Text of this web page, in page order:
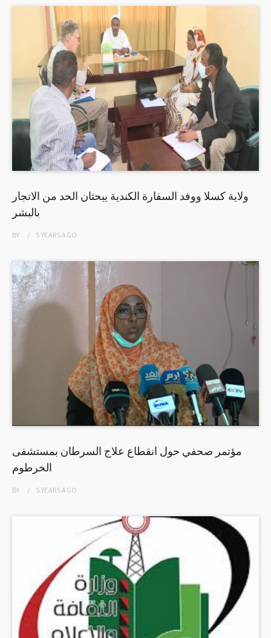
ولاية كسلا ووفد السفارة الكندية يبحثان الحد من الاتجار
بالبشر
BY 5 YEARSAGO
مؤتمر صحفي حول انقطاع علاج السرطان بمستشفى
الخرطوم
BY 5 YEARSAGO